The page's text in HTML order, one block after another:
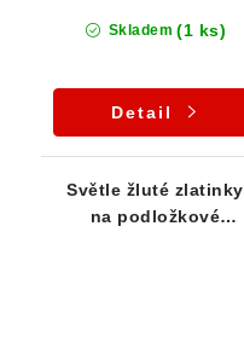
Skladem (1 ks)
Detail
Světle žluté zlatinky
na podložkové